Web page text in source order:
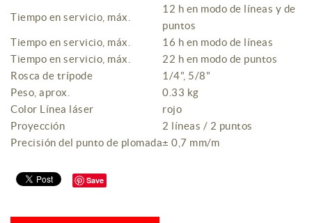
Tiempo en servicio, máx.
12 h en modo de líneas y de
puntos
Tiempo en servicio, máx.
16 h en modo de líneas
Tiempo en servicio, máx.
22 h en modo de puntos
Rosca de trípode
1/4", 5/8"
Peso, aprox.
0.33 kg
Color Línea láser
rojo
Proyección
2 líneas / 2 puntos
Precisión del punto de plomada± 0,7 mm/m
Save